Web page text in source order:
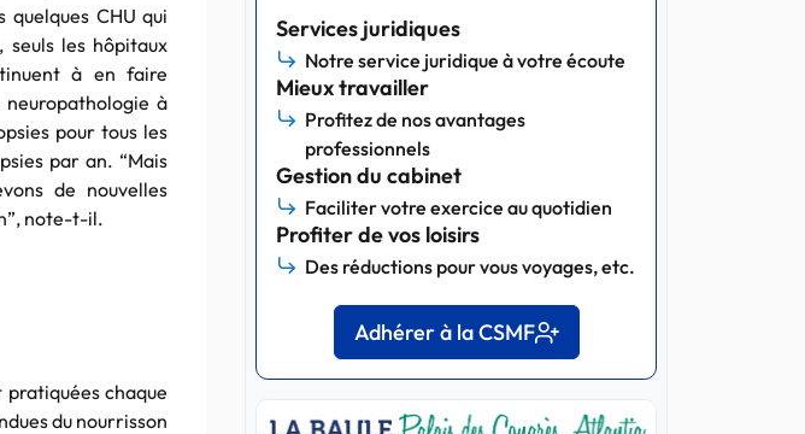
CHU qui
seuls les hôpitaux
à en faire
à
pour tous les
par an. “Mais
de nouvelles
note-t-il.
chaque
du nourrisson
Services juridiques
Notre service juridique à votre écoute
Mieux travailler
Profitez de nos avantages
professionnels
Gestion du cabinet
Faciliter votre exercice au quotidien
Profiter de vos loisirs
Des réductions pour vous voyages, etc.
Adhérer à la CSMF